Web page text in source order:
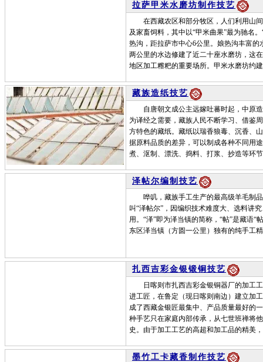
拉萨甲米水磨坊制作技艺
在西藏农区和部分牧区，人们利用山间
及家畜饲料，其中以“甲米曲果”最为驰名
热沟，距拉萨市中心6公里。娘热沟丰富
两公里的水边修建了近二十座水磨坊，这
地区加工糌粑的重要场所。甲米水磨坊约
藏族造纸技艺
自唐朝文成公主远嫁吐蕃时起，中原造
为译经之需要，藏族人民不断学习、借鉴
方特色的藏纸。藏纸以瑞香狼毒、沉香、
据原料品质的差异，可以制成各种不同用
煮、沤制、漂洗、捣料、打浆、抄造等
泽帖尔编制技艺
哗叽，藏族手工生产的最高级羊毛制品
叫“泽帖尔”，因编织技术难度大、选料讲
用。“泽”即为泽当镇的简称，“帖”是藏语“
东区泽当镇（方圆一公里）独有的纯手工
扎西吉彩金银锻铜技艺
日喀则市扎西吉彩金银铜器厂的加工工
进工匠，在鲁定（现日喀则南边）建立加
成了西藏金银匠最集中、产品质量最好的
种手艺只在家庭内部传承，从七世班禅将
史。由于加工工艺的高超和加工品的精
墨竹工卡藏香制作技艺